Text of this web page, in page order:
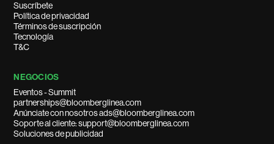
Suscríbete
Política de privacidad
Términos de suscripción
Tecnología
T&C
NEGOCIOS
Eventos - Summit
partnerships@bloomberglinea.com
Anúnciate con nosotros ads@bloomberglinea.com
Soporte al cliente: support@bloomberglinea.com
Soluciones de publicidad